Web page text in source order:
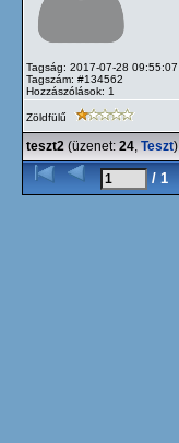
Tagság: 2017-07-28 09:55:07
Tagszám: #134562
Hozzászólások: 1
Zöldfülű
teszt2 (üzenet: 24, Teszt)
/ 1